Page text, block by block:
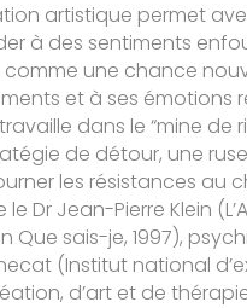
artistique permet
à des sentiments
comme une chance
et à ses émotions
dans le “mine de
de détour, une
les résistances au
le Dr Jean-Pierre Klein
Que sais-je, 1997),
(Institut national
d’art et de